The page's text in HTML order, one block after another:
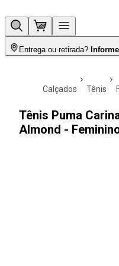
Entrega ou retirada?
calçados tênis
Tênis Puma
Almond -